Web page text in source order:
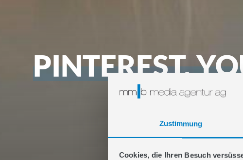
Zustimmung
Cookies, die Ihren Besuch
PINTEREST,